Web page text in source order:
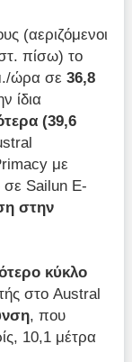
(αεριζόμενοι
πίσω) το
ώρα σε36,8
ίδια
(39,6
με
σε Sailun E-
στην
κύκλο
στο Austral
, που
10,1 μέτρα